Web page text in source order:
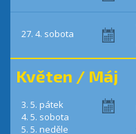
27. 4. sobota
Květen / Máj
3. 5. pátek
4. 5. sobota
5. 5. neděle